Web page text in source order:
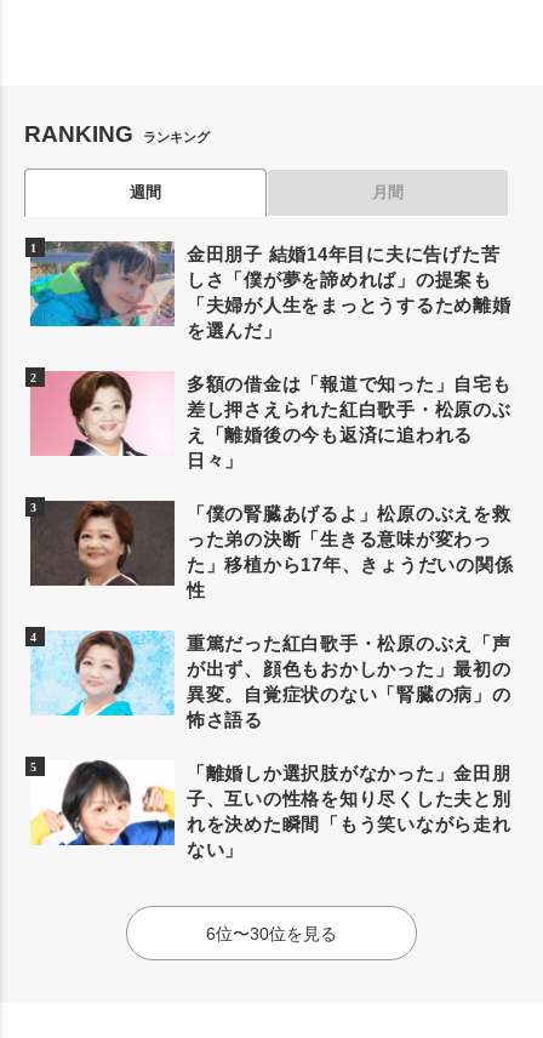
RANKING ランキング
週間 月間
金田朋子 結婚14年目に夫に告げた苦
しさ「僕が夢を諦めれば」の提案も
「夫婦が人生をまっとうするため離婚
を選んだ」
多額の借金は「報道で知った」自宅も
差し押さえられた紅白歌手・松原のぶ
え「離婚後の今も返済に追われる
日々」
「僕の腎臓あげるよ」松原のぶえを救
った弟の決断「生きる意味が変わっ
た」移植から17年、きょうだいの関係
性
重篤だった紅白歌手・松原のぶえ「声
が出ず、顔色もおかしかった」最初の
異変。自覚症状のない「腎臓の病」の
怖さ語る
「離婚しか選択肢がなかった」金田朋
子、互いの性格を知り尽くした夫と別
れを決めた瞬間「もう笑いながら走れ
ない」
6位〜30位を見る